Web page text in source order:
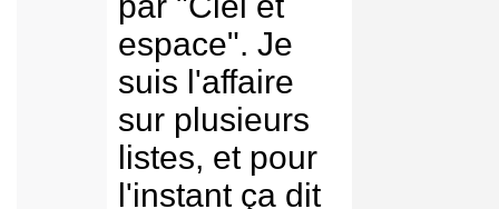
espace". Je
suis l'affaire
sur plusieurs
listes, et pour
l'instant ça dit